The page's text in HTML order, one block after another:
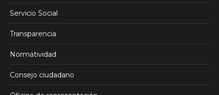
Servicio Social
Transparencia
Normatividad
Consejo ciudadano